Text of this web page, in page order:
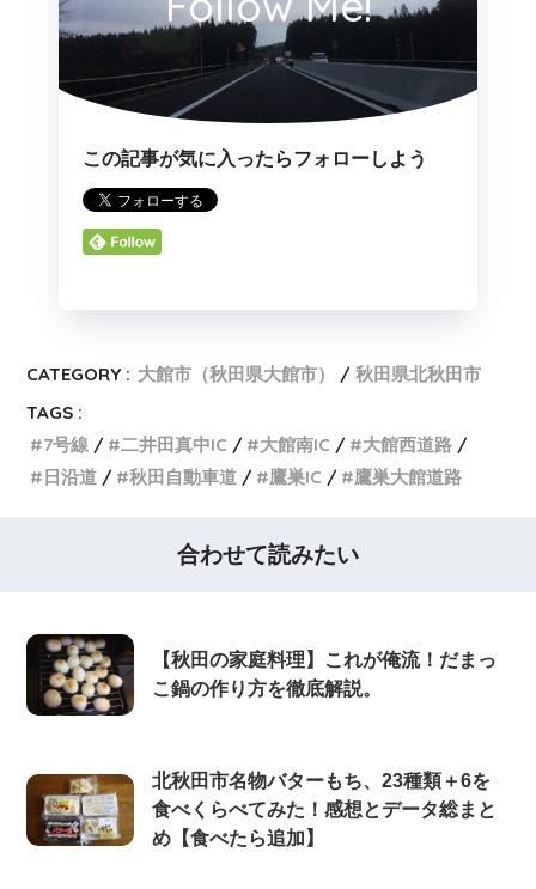
この記事が気に入ったらフォローしよう
CATEGORY : 大館市（秋田県大館市）
秋田県北秋田市
TAGS :
7号線
二井田真中IC 大館南IC
大館西道路
日沿道
秋田自動車道 鷹巣IC 鷹巣大館道路
合わせて読みたい
【秋田の家庭料理】これが俺流！だまっ
こ鍋の作り方を徹底解説。
北秋田市名物バターもち、23種類＋6を
食べくらべてみた！感想とデータ総まと
め【食べたら追加】